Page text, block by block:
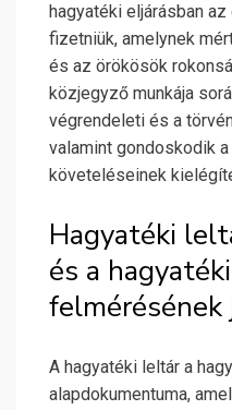
hagyatéki eljárásban
fizetniük, amelynek
és az örökösök
közjegyző munkája
végrendeleti és a
valamint gondoskodik
követeléseinek
Hagyatéki
és a
A hagyatéki leltár a
alapdokumentuma,